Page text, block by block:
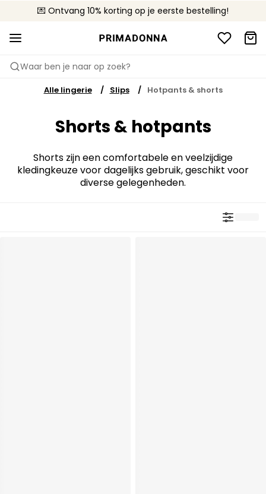
💌 Ontvang 10% korting op je eerste bestelling!
🚚 Gratis bezorging boven €90
📦 Gratis retourneren
Waar ben je naar op zoek?
Alle lingerie Slips Hotpants & shorts
Shorts & hotpants
Shorts zijn een comfortabele en veelzijdige
kledingkeuze voor dagelijks gebruik, geschikt voor
diverse gelegenheden.